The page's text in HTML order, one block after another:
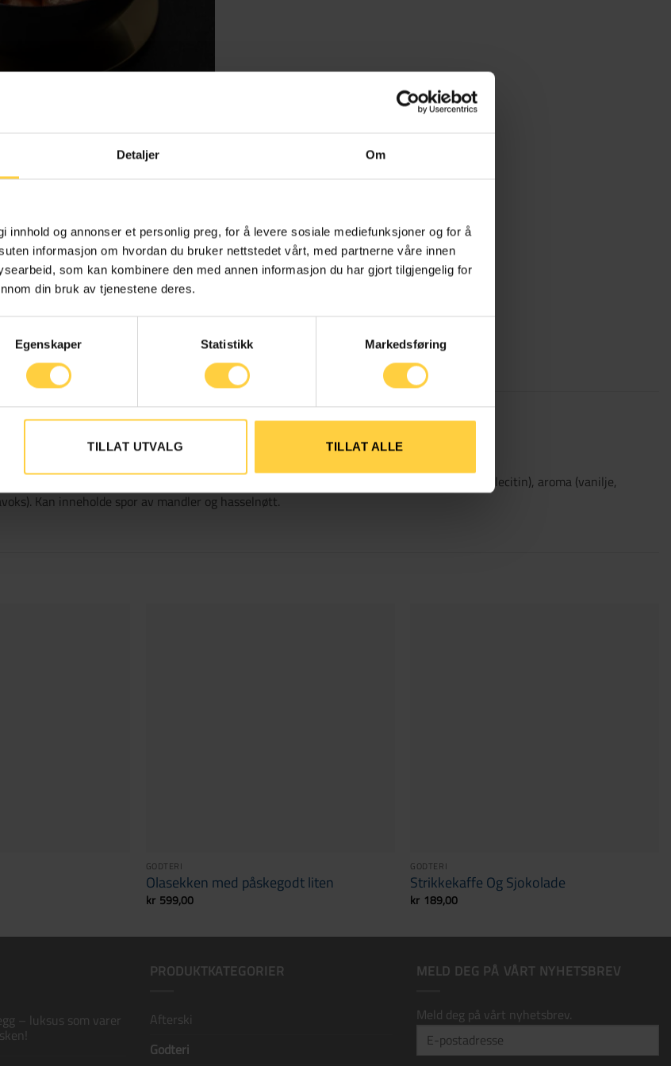
Detaljer Om
innhold og annonser et personlig preg, for å levere sosiale mediefunksjoner og for å
informasjon om hvordan du bruker nettstedet vårt, med partnerne våre innen
som kan kombinere den med annen informasjon du har gjort tilgjengelig for
din bruk av tjenestene deres.
Egenskaper Statistikk Markedsføring
TILLAT UTVALG TILLAT ALLE
15,00
lakris, salt, stabilisator E420, konserveringsmiddel E202, salmiakk, emulgator (soyalecitin), aroma (vanilje,
Kan inneholde spor av mandler og hasselnøtt.
GODTERI
Olasekken med påskegodt liten
kr 599,00
GODTERI
Strikkekaffe Og Sjokolade
kr 189,00
– luksus som varer
PRODUKTKATEGORIER
Afterski
Godteri
MELD DEG PÅ VÅRT NYHETSBREV
Meld deg på vårt nyhetsbrev.